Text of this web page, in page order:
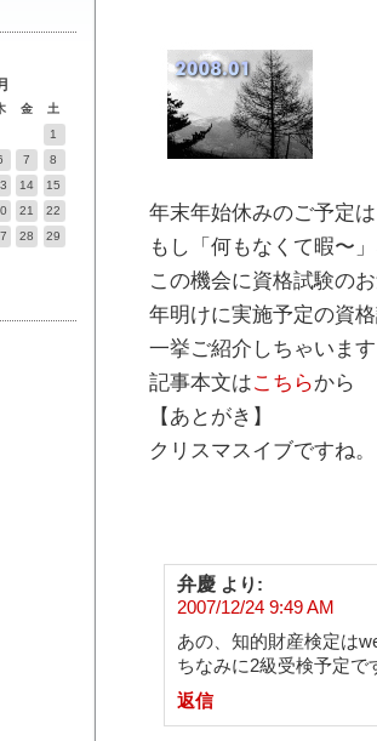
年末年始休みのご予定
もし「何もなくて暇〜
この機会に資格試験の
年明けに実施予定の資
一挙ご紹介しちゃいま
記事本文はこちらから
【あとがき】
クリスマスイブですね。
弁慶 より:
2007/12/24 9:49 AM
あの、知的財産検定は
ちなみに2級受検予定で
返信
金 土
1
7
8
14
15
21
22
28
29